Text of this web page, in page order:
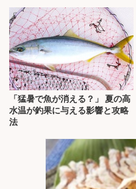
「猛暑で魚が消える？」 夏の高
水温が釣果に与える影響と攻略
法